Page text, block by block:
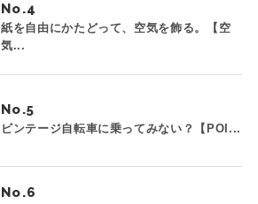
No.
紙を自由にかたどって、空気を飾る。【空
気...
No.
ビンテージ自転車に乗ってみない？【POI...
No.